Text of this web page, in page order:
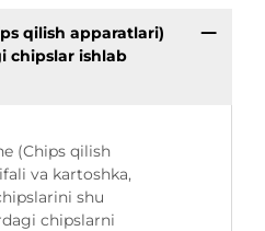
qilish apparatlari)
chipslar ishlab
(Chips qilish
va kartoshka,
shu
chipslarni